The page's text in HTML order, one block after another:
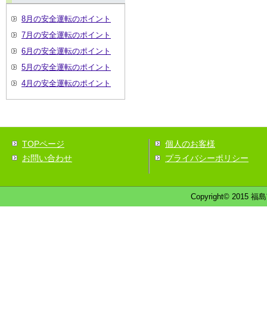
8月の安全運転のポイント
7月の安全運転のポイント
6月の安全運転のポイント
5月の安全運転のポイント
4月の安全運転のポイント
TOPページ
お問い合わせ
個人のお客様
プライバシーポリシー
Copyright© 2015 福